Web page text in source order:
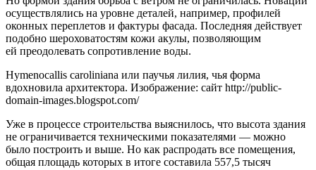
осуществлялись на уровне деталей, например, профилей
оконных переплетов и фактуры фасада. Последняя действует
подобно шероховатостям кожи акулы, позволяющим
ей преодолевать сопротивление воды.
Hymenocallis caroliniana или паучья лилия, чья форма
вдохновила архитектора. Изображение: сайт http://public-
domain-images.blogspot.com/
Уже в процессе строительства выяснилось, что высота здания
не ограничивается техническими показателями — можно
было построить и выше. Но как распродать все помещения,
общая площадь которых в итоге составила 557,5 тысяч